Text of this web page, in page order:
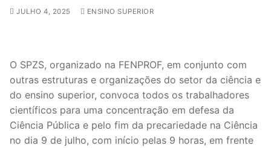
sindicalização
Notícias
Legislação
JULHO 4, 2025 ENSINO SUPERIOR
O SPZS, organizado na FENPROF, em conjunto com
outras estruturas e organizações do setor da ciência e
do ensino superior, convoca todos os trabalhadores
científicos para uma concentração em defesa da
Ciência Pública e pelo fim da precariedade na Ciência
no dia 9 de julho, com início pelas 9 horas, em frente